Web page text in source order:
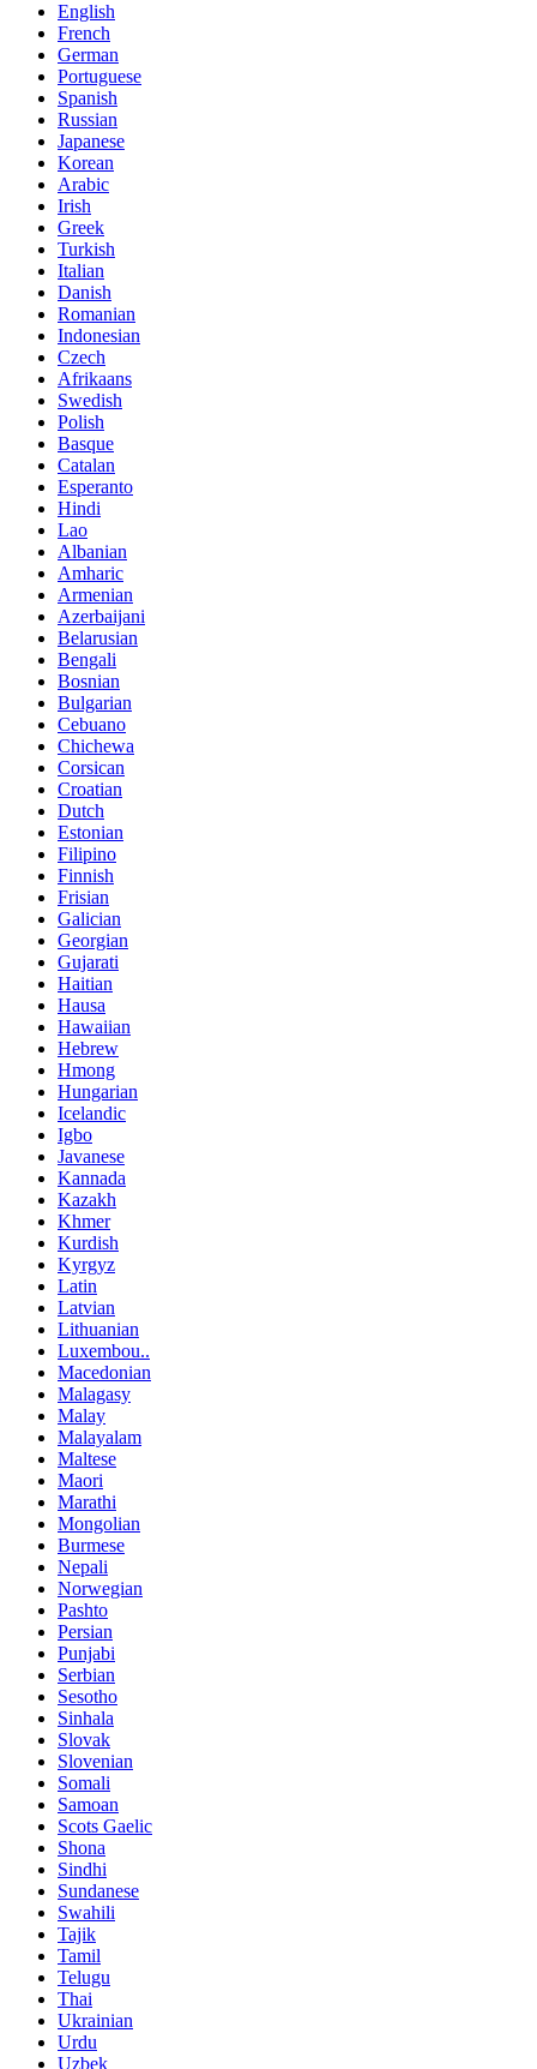
English
French
German
Portuguese
Spanish
Russian
Japanese
Korean
Arabic
Irish
Greek
Turkish
Italian
Danish
Romanian
Indonesian
Czech
Afrikaans
Swedish
Polish
Basque
Catalan
Esperanto
Hindi
Lao
Albanian
Amharic
Armenian
Azerbaijani
Belarusian
Bengali
Bosnian
Bulgarian
Cebuano
Chichewa
Corsican
Croatian
Dutch
Estonian
Filipino
Finnish
Frisian
Galician
Georgian
Gujarati
Haitian
Hausa
Hawaiian
Hebrew
Hmong
Hungarian
Icelandic
Igbo
Javanese
Kannada
Kazakh
Khmer
Kurdish
Kyrgyz
Latin
Latvian
Lithuanian
Luxembou..
Macedonian
Malagasy
Malay
Malayalam
Maltese
Maori
Marathi
Mongolian
Burmese
Nepali
Norwegian
Pashto
Persian
Punjabi
Serbian
Sesotho
Sinhala
Slovak
Slovenian
Somali
Samoan
Scots Gaelic
Shona
Sindhi
Sundanese
Swahili
Tajik
Tamil
Telugu
Thai
Ukrainian
Urdu
Uzbek